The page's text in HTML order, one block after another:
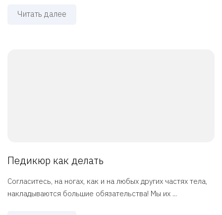
Читать далее
Педикюр как делать
Согласитесь, на ногах, как и на любых других частях тела,
накладываются большие обязательства! Мы их ...